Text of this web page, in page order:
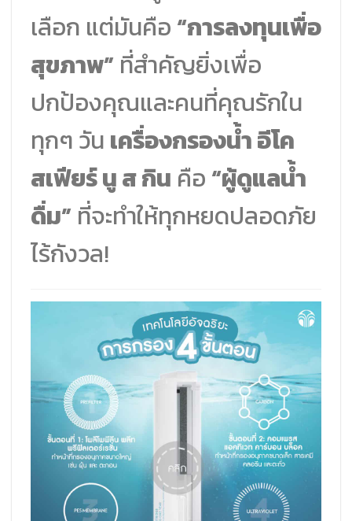
เลือก แต่มันคือ “การลงทุนเพื่อ
สุขภาพ” ที่สำคัญยิ่งเพื่อ
ปกป้องคุณและคนที่คุณรักใน
ทุกๆ วัน เครื่องกรองน้ำ อีโค
สเฟียร์ นู ส กิน คือ “ผู้ดูแลน้ำ
ดื่ม” ที่จะทำให้ทุกหยดปลอดภัย
ไร้กังวล!